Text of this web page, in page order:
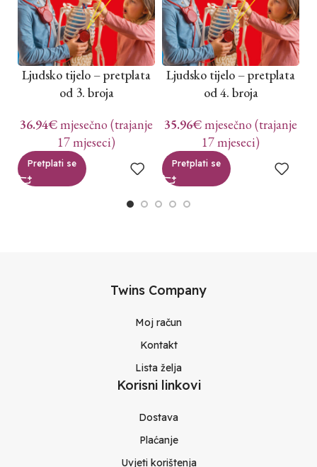
Ljudsko tijelo – pretplata
od 3. broja
36.94€mjesečno (trajanje
17 mjeseci)
Pretplati se
Ljudsko tijelo – pretplata
od 4. broja
35.96€mjesečno (trajanje
17 mjeseci)
Pretplati se
Twins Company
Moj račun
Kontakt
Lista želja
Korisni linkovi
Dostava
Plaćanje
Uvjeti korištenja